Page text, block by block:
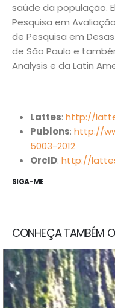
saúde da população.
Pesquisa em
de Pesquisa em
de São Paulo e
Analysis e da Latin
Lattes: http://
Publons: http://
5003-2012
OrcID: http://
SIGA-ME
CONHEÇA TAMBÉM
Núcleo de Análise e
Instituto de
Paulo. R. do
05508-060.
05508-020.